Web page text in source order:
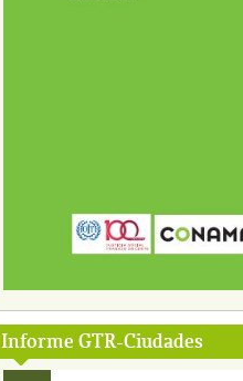
Informe GTR-Ciudades